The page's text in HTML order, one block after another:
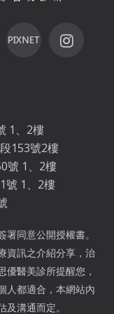
1、2樓
153號2樓
號 1、2樓
號 1、2樓
同意公開授權書。
資訊之介紹分享，治
醫美診所提醒您，
人都適合，本網站內
溝通而定。